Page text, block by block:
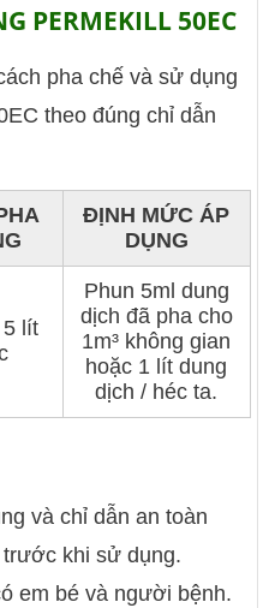
PERMEKILL 50EC
pha chế và sử dụng
theo đúng chỉ dẫn
ĐỊNH MỨC ÁP
DỤNG
5 lít
Phun 5ml dung
dịch đã pha cho
1m³ không gian
hoặc 1 lít dung
dịch / héc ta.
và chỉ dẫn an toàn
khi sử dụng.
em bé và người bệnh.